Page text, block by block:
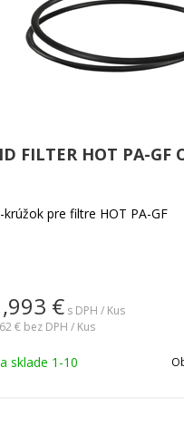
FILTER HOT PA-GF
krúžok pre filtre HOT PA-GF
€ s DPH / Kus
€ bez DPH / Kus
sklade 1-10